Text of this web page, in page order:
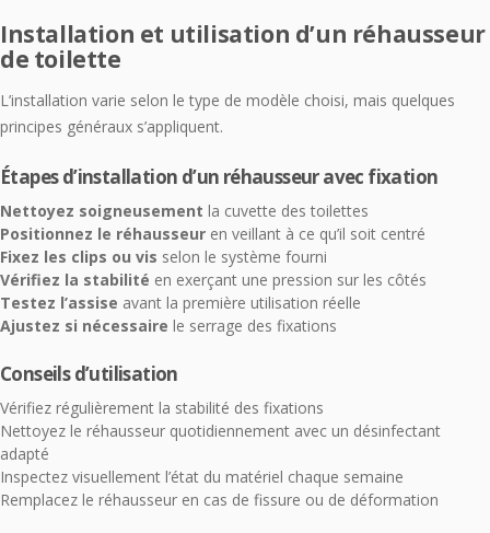
Installation et utilisation d’un réhausseur
de toilette
L’installation varie selon le type de modèle choisi, mais quelques
principes généraux s’appliquent.
Étapes d’installation d’un réhausseur avec fixation
Nettoyez soigneusement la cuvette des toilettes
Positionnez le réhausseur en veillant à ce qu’il soit centré
Fixez les clips ou vis selon le système fourni
Vérifiez la stabilité en exerçant une pression sur les côtés
Testez l’assise avant la première utilisation réelle
Ajustez si nécessaire le serrage des fixations
Conseils d’utilisation
Vérifiez régulièrement la stabilité des fixations
Nettoyez le réhausseur quotidiennement avec un désinfectant
adapté
Inspectez visuellement l’état du matériel chaque semaine
Remplacez le réhausseur en cas de fissure ou de déformation